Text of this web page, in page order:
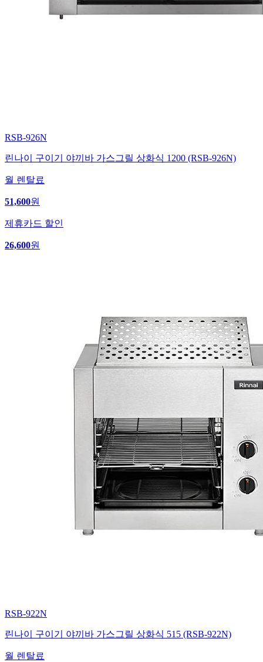
RSB-926N
린나이 구이기 야끼바 가스그릴 상화식 1200 (RSB-926N)
월 렌탈료
51,600원
제휴카드 할인
26,600원
RSB-922N
린나이 구이기 야끼바 가스그릴 상화식 515 (RSB-922N)
월 렌탈료